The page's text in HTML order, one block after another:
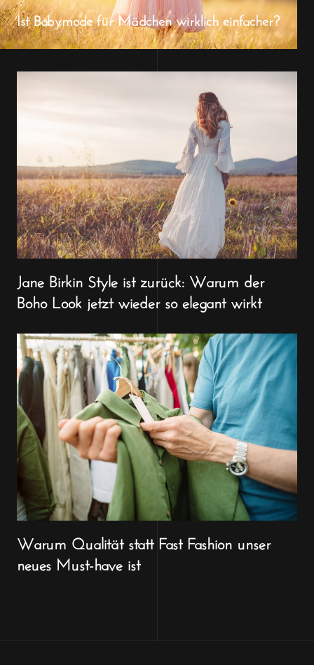
Ist Babymode für Mädchen wirklich einfacher?
Jane Birkin Style ist zurück: Warum der
Boho Look jetzt wieder so elegant wirkt
Warum Qualität statt Fast Fashion unser
neues Must-have ist